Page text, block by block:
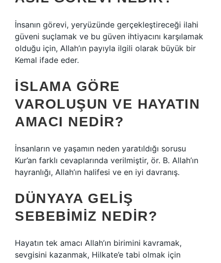
İnsanın görevi, yeryüzünde gerçekleştireceği ilahi
güveni suçlamak ve bu güven ihtiyacını karşılamak
olduğu için, Allah’ın payıyla ilgili olarak büyük bir
Kemal ifade eder.
İSLAMA GÖRE
VAROLUŞUN VE HAYATIN
AMACI NEDIR?
İnsanların ve yaşamın neden yaratıldığı sorusu
Kur’an farklı cevaplarında verilmiştir, ör. B. Allah’ın
hayranlığı, Allah’ın halifesi ve en iyi davranış.
DÜNYAYA GELIŞ
SEBEBIMIZ NEDIR?
Hayatın tek amacı Allah’ın birimini kavramak,
sevgisini kazanmak, Hilkate’e tabi olmak için